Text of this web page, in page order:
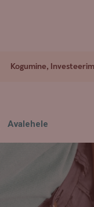
Kogumine,
Avalehele